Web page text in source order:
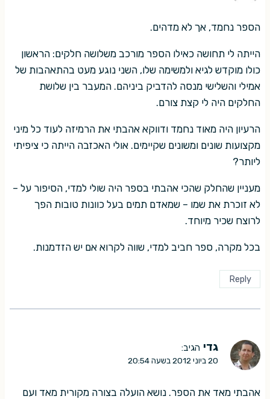
הספר נחמד, אך לא מדהים.
הייתה לי תחושה כאילו הספר מורכב משלושה חלקים: הראשון
כולו מוקדש לגיא ולמשימה שלו, השני נוגע מעט בהתאהבות של
אמילי והשלישי מנסה להדביק ביניהם. המעבר בין שלושת
החלקים היה לי קצת צורם.
הרעיון היה מאוד נחמד ודווקא אהבתי את הרמיזה לעוד כל מיני
מקצועות שונים ומשונים שקיימים. אולי האכזבה הייתה כי ציפיתי
ליותר?
מעניין שהחלק שהכי אהבתי בספר היה שולי למדי, הסיפור על –
לא זוכרת את שמו – שמאדם תמים בעל כוונות טובות הפך
לרוצח שכיר מיוחד.
בכל מקרה, ספר חביב למדי, שווה לקרוא אם יש הזדמנות.
Reply
גדי הגיב:
20 ביוני 2012 בשעה 20:54
אהבתי מאד את הספר. נושא הועלה בצורה מקורית מאד ועם